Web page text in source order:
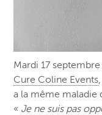
Mardi 17 septembre
Cure Coline Events
a la même maladie
« Je ne suis pas